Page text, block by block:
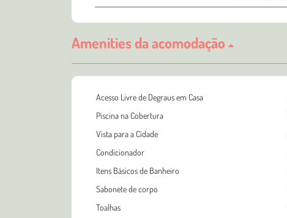
Amenities da acomodação
Acesso Livre de Degraus em Casa
Piscina na Cobertura
Vista para a Cidade
Condicionador
Itens Básicos de Banheiro
Sabonete de corpo
Toalhas